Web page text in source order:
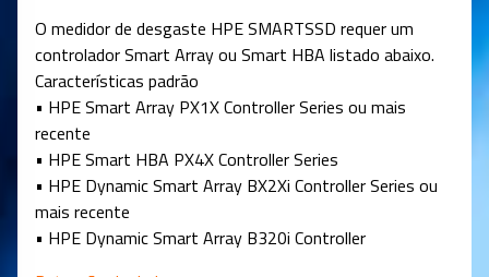
O medidor de desgaste HPE SMARTSSD requer um
controlador Smart Array ou Smart HBA listado abaixo.
Características padrão
• HPE Smart Array PX1X Controller Series ou mais
recente
• HPE Smart HBA PX4X Controller Series
• HPE Dynamic Smart Array BX2Xi Controller Series ou
mais recente
• HPE Dynamic Smart Array B320i Controller